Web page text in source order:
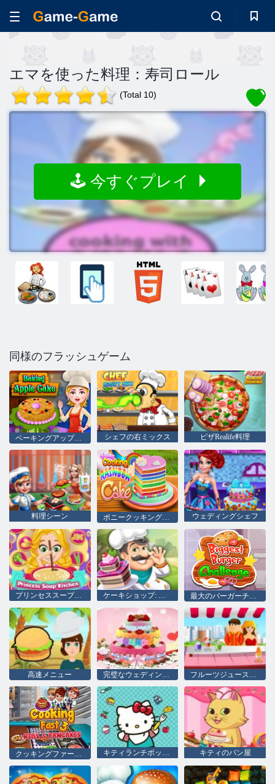
エマを使った料理：寿司ロール
(Total 10)
🕹️ 今すぐプレイ
同様のフラッシュゲーム
ベーキングアップルケーキ シェフの右ミックス ピザRealife料理
料理シーン ポニークッキングレインボーケーキ ウェディングシェフ
プリンセススープキッチン ケーキショップ: ベーカリー 最大のバーガーチャレンジ
高速メニュー 完璧なウェディングケーキ フルーツジュースメーカー
キティランチボックス キティのパン屋